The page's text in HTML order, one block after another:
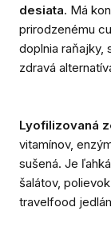
desiata. Má
prirodzenému
doplnia raňajky,
zdravá
Lyofilizovaná
vitamínov,
sušená. Je
šalátov,
travelfood